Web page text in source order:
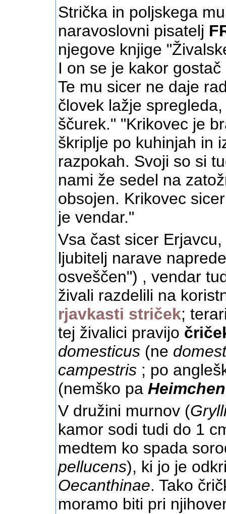
Strička in poljskega
naravoslovni pisatelj
njegove knjige
I on se je kakor
Te mu sicer ne daje
človek lažje
ščurek." "Krikovec je
škriplje po kuhinjah in
razpokah. Svoji so si
nami že sedel na
obsojen. Krikovec
je vendar."
Vsa čast sicer
ljubitelj narave
osveščen") , vendar
živali razdelili na
rjavkasti striček;
tej živalici pravijo
domesticus (ne
campestris ; po
(nemško pa Heimchen
V družini murnov (
kamor sodi tudi do 1
medtem ko spada
pellucens), ki jo je
Oecanthinae. Tako
moramo biti pri